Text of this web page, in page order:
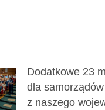
Dodatkowe 23
dla
z naszego